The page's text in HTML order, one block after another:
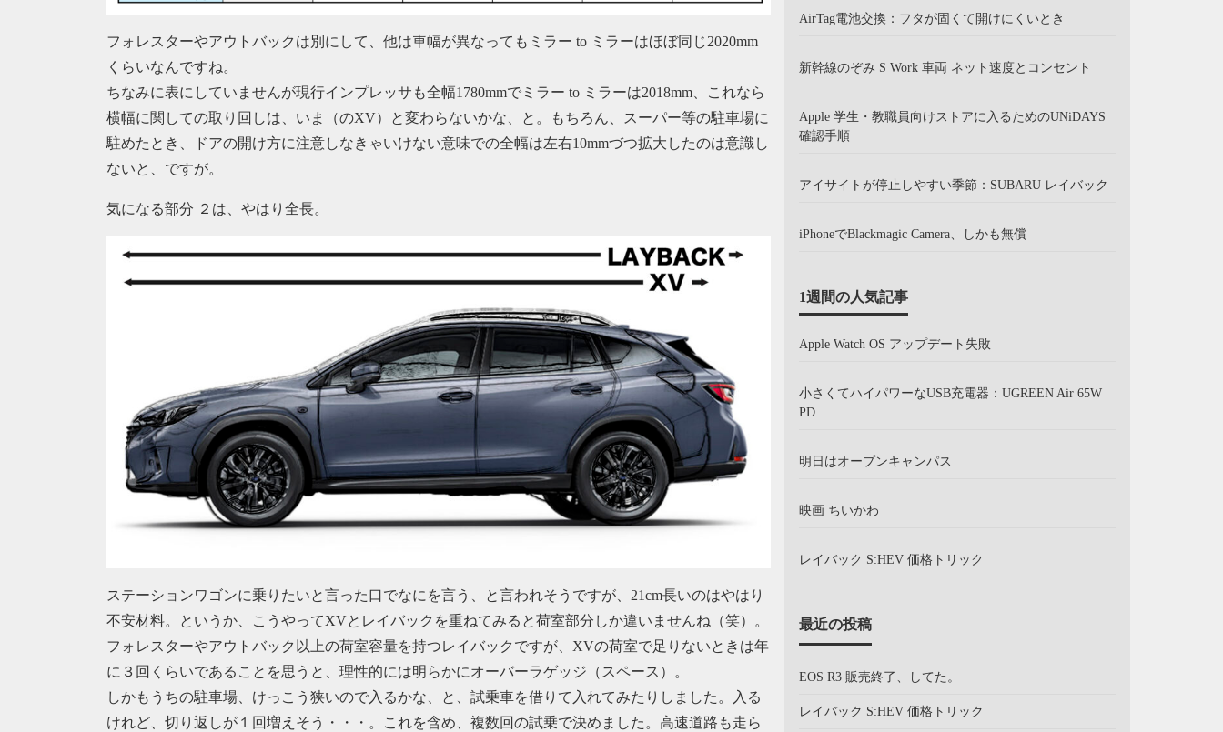
フォレスターやアウトバックは別にして、他は車幅が異なってもミラー to ミラーはほぼ同じ2020mm
くらいなんですね。
ちなみに表にしていませんが現行インプレッサも全幅1780mmでミラー to ミラーは2018mm、これなら
横幅に関しての取り回しは、いま（のXV）と変わらないかな、と。もちろん、スーパー等の駐車場に
駐めたとき、ドアの開け方に注意しなきゃいけない意味での全幅は左右10mmづつ拡大したのは意識し
ないと、ですが。
気になる部分 ２は、やはり全長。
ステーションワゴンに乗りたいと言った口でなにを言う、と言われそうですが、21cm長いのはやはり
不安材料。というか、こうやってXVとレイバックを重ねてみると荷室部分しか違いませんね（笑）。
フォレスターやアウトバック以上の荷室容量を持つレイバックですが、XVの荷室で足りないときは年
に３回くらいであることを思うと、理性的には明らかにオーバーラゲッジ（スペース）。
しかもうちの駐車場、けっこう狭いので入るかな、と、試乗車を借りて入れてみたりしました。入る
けれど、切り返しが１回増えそう・・・。これを含め、複数回の試乗で決めました。高速道路も走ら
AirTag電池交換：フタが固くて開けにくいとき
新幹線のぞみ S Work 車両 ネット速度とコンセント
Apple 学生・教職員向けストアに入るためのUNiDAYS
確認手順
アイサイトが停止しやすい季節：SUBARU レイバック
iPhoneでBlackmagic Camera、しかも無償
1週間の人気記事
Apple Watch OS アップデート失敗
小さくてハイパワーなUSB充電器：UGREEN Air 65W
PD
明日はオープンキャンパス
映画 ちいかわ
レイバック S:HEV 価格トリック
最近の投稿
EOS R3 販売終了、してた。
レイバック S:HEV 価格トリック